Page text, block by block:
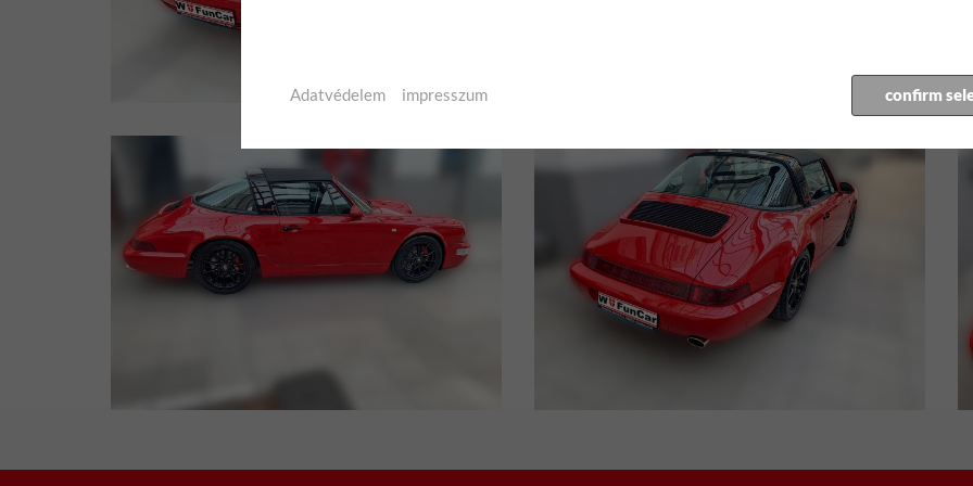
confirm
Adatvédelem impresszum